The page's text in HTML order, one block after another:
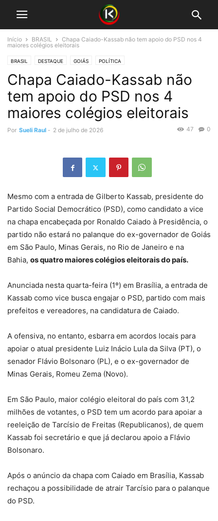
Início BRASIL
Chapa Caiado-Kassab não tem apoio do PSD nos 4
maiores colégios eleitorais
BRASIL DESTAQUE GOIÁS POLÍTICA
Chapa Caiado-Kassab não
tem apoio do PSD nos 4
maiores colégios eleitorais
Por Sueli Raul - 2 de julho de 2026 0
47
Mesmo com a entrada de Gilberto Kassab, presidente do
Partido Social Democrático (PSD), como candidato a vice
na chapa encabeçada por Ronaldo Caiado à Presidência, o
partido não estará no palanque do ex-governador de Goiás
em São Paulo, Minas Gerais, no Rio de Janeiro e na
Bahia, os quatro maiores colégios eleitorais do país.
Anunciada nesta quarta-feira (1º) em Brasília, a entrada de
Kassab como vice busca engajar o PSD, partido com mais
prefeitos e vereadores, na candidatura de Caiado.
A ofensiva, no entanto, esbarra em acordos locais para
apoiar o atual presidente Luiz Inácio Lula da Silva (PT), o
senador Flávio Bolsonaro (PL), e o ex-governador de
Minas Gerais, Romeu Zema (Novo).
Em São Paulo, maior colégio eleitoral do país com 31,2
milhões de votantes, o PSD tem um acordo para apoiar a
reeleição de Tarcísio de Freitas (Republicanos), de quem
Kassab foi secretário e que já declarou apoio a Flávio
Bolsonaro.
Após o anúncio da chapa com Caiado em Brasília, Kassab
rechaçou a possibilidade de atrair Tarcísio para o palanque
do PSD.